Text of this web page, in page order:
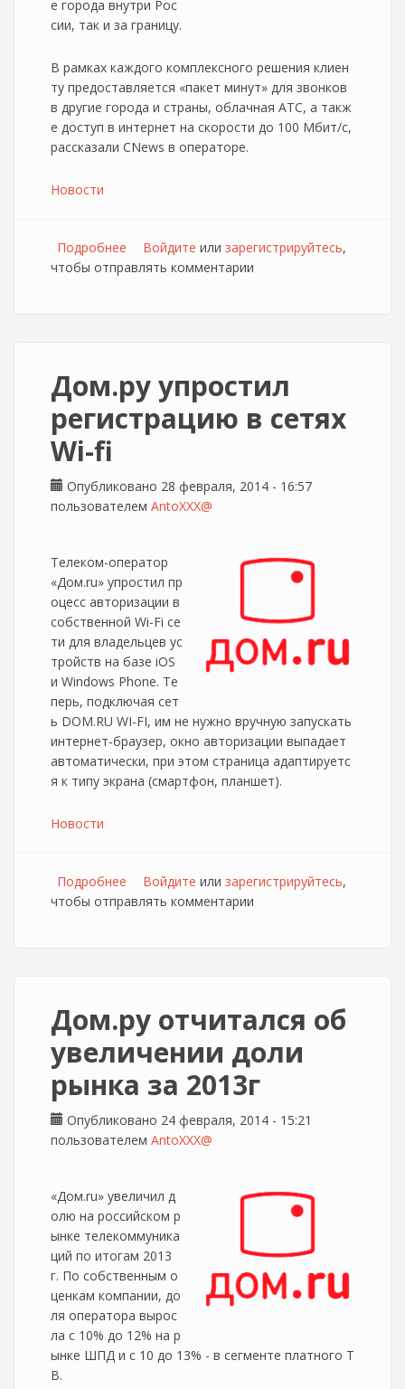
е города внутри Рос
сии, так и за границу.
В рамках каждого комплексного решения клиен
ту предоставляется «пакет минут» для звонков
в другие города и страны, облачная АТС, а такж
е доступ в интернет на скорости до 100 Мбит/с,
рассказали CNews в операторе.
Новости
Подробнее о Дом.ру представил новые пакетные
предложения на телефонию для бизнеса
Войдите или зарегистрируйтесь,
чтобы отправлять комментарии
Дом.ру упростил
регистрацию в сетях
Wi-fi
Опубликовано 28 февраля, 2014 - 16:57
пользователем AntoXXX@
Телеком-оператор
«Дом.ru» упростил пр
оцесс авторизации в
собственной Wi-Fi се
ти для владельцев ус
тройств на базе iOS
и Windows Phone. Те
перь, подключая сет
ь DOM.RU WI-FI, им не нужно вручную запускать
интернет-браузер, окно авторизации выпадает
автоматически, при этом страница адаптируетс
я к типу экрана (смартфон, планшет).
Новости
Подробнее о Дом.ру упростил регистрацию в сетях Wi-fi
Войдите или зарегистрируйтесь,
чтобы отправлять комментарии
Дом.ру отчитался об
увеличении доли
рынка за 2013г
Опубликовано 24 февраля, 2014 - 15:21
пользователем AntoXXX@
«Дом.ru» увеличил д
олю на российском р
ынке телекоммуника
ций по итогам 2013
г. По собственным о
ценкам компании, до
ля оператора вырос
ла с 10% до 12% на р
ынке ШПД и с 10 до 13% - в сегменте платного Т
В.